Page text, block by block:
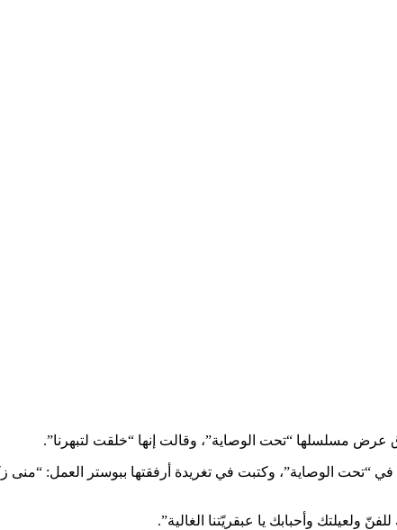
عرض مسلسلها “تحت الوصاية”، وقالت إنها “خلقت لتبهرنا”.
في “تحت الوصاية”، وكتبت في تغريدة أرفقتها ببوستر العمل:
ولعيلتك وأحبابك يا عبقريّتنا الغالية”.